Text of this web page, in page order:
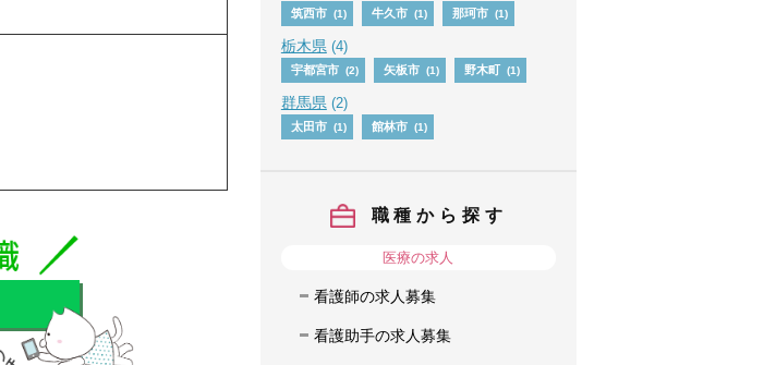
筑西市 (1) 牛久市 (1) 那珂市 (1)
栃木県(4)
宇都宮市 (2) 矢板市 (1) 野木町 (1)
群馬県(2)
太田市 (1) 館林市 (1)
職種から探す
医療の求人
看護師の求人募集
看護助手の求人募集